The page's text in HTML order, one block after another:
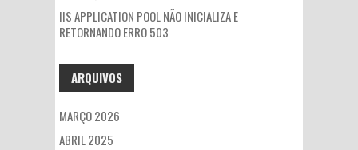
IIS APPLICATION POOL NÃO INICIALIZA E
RETORNANDO ERRO 503
ARQUIVOS
MARÇO 2026
ABRIL 2025